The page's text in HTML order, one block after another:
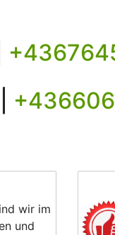
wir im
und